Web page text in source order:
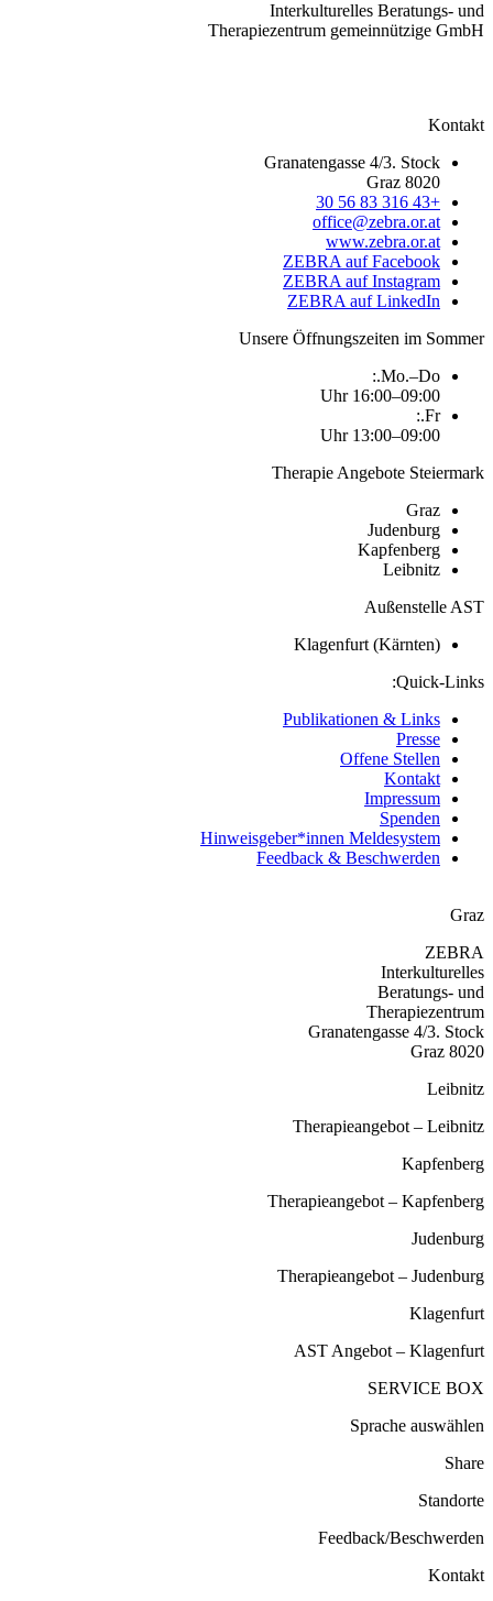
Interkulturelles Beratungs-
Therapiezentrum gemeinnützige
Granatengasse 4/3. Stock
8020 Graz
+43 316 83 56 30
office@zebra.or.at
www.zebra.or.at
ZEBRA auf Facebook
ZEBRA auf Instagram
ZEBRA auf LinkedIn
Unsere Öffnungszeiten im
Mo.–Do.:
09:00–16:00 Uhr
Fr.:
09:00–13:00 Uhr
Therapie Angebote
Graz
Judenburg
Kapfenberg
Leibnitz
Außenstelle
Klagenfurt (Kärnten)
Quick-
Publikationen & Links
Presse
Offene Stellen
Kontakt
Impressum
Spenden
Hinweisgeber*innen Meldesystem
Feedback & Beschwerden
Beratungs-
Granatengasse 4/3.
Therapieangebot –
Therapieangebot –
Therapieangebot –
AST Angebot –
SERVICE
Sprache
Feedback/